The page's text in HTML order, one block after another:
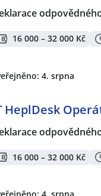
16 000 – 32 000 Kč
4. srpna
HeplDesk
16 000 – 32 000 Kč